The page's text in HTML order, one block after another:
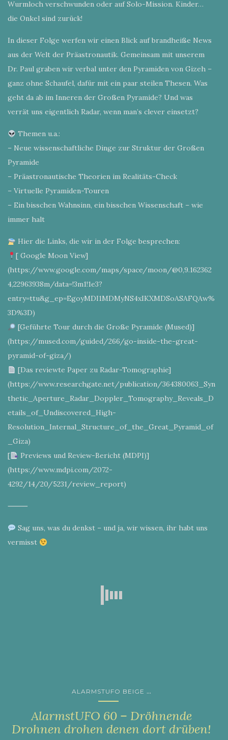
Wurmloch verschwunden oder auf Solo-Mission. Kinder…
die Onkel sind zurück!
In dieser Folge werfen wir einen Blick auf brandheiße News
aus der Welt der Präastronautik. Gemeinsam mit unserem
Dr. Paul graben wir verbal unter den Pyramiden von Gizeh –
ganz ohne Schaufel, dafür mit ein paar steilen Thesen. Was
geht da ab im Inneren der Großen Pyramide? Und was
verrät uns eigentlich Radar, wenn man’s clever einsetzt?
Themen u.a.:
– Neue wissenschaftliche Dinge zur Struktur der Großen
Pyramide
– Präastronautische Theorien im Realitäts-Check
– Virtuelle Pyramiden-Touren
– Ein bisschen Wahnsinn, ein bisschen Wissenschaft – wie
immer halt
Hier die Links, die wir in der Folge besprechen:
[ Google Moon View]
(https://www.google.com/maps/space/moon/@0,9.162362
4,22963938m/data=!3m1!1e3?
entry=ttu&g_ep=EgoyMDI1MDMyNS4xIKXMDSoASAFQAw%
3D%3D)
[Geführte Tour durch die Große Pyramide (Mused)]
(https://mused.com/guided/266/go-inside-the-great-
pyramid-of-giza/)
[Das reviewte Paper zu Radar-Tomographie]
(https://www.researchgate.net/publication/364380063_Syn
thetic_Aperture_Radar_Doppler_Tomography_Reveals_D
etails_of_Undiscovered_High-
Resolution_Internal_Structure_of_the_Great_Pyramid_of
_Giza)
[
Previews und Review-Bericht (MDPI)]
(https://www.mdpi.com/2072-
4292/14/20/5231/review_report)
⸻
Sag uns, was du denkst – und ja, wir wissen, ihr habt uns
vermisst
ALARMSTUFO BEIGE ...
AlarmstUFO 60 – Dröhnende
Drohnen drohen denen dort drüben!